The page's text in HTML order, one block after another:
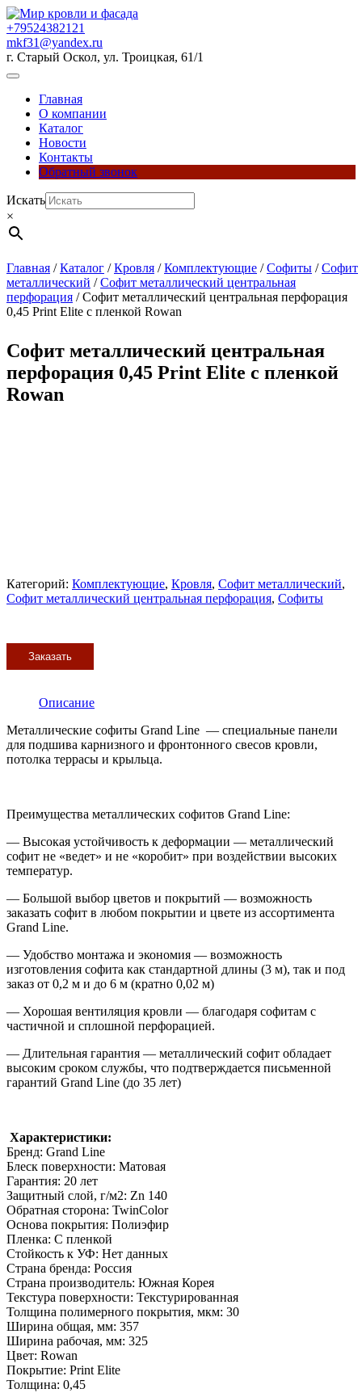
Перейти
к
содержимому
+79524382121
mkf31@yandex.ru
г. Старый Оскол, ул. Троицкая, 61/1
Кнопка
ОткрытьГлавная
О компании
Каталог
Новости
Контакты
Обратный звонок
Кнопка
Закрыть
Искать
×
Главная /Каталог /Кровля /Комплектующие /Софиты /Софит
металлический /Софит металлический центральная
перфорация / Софит металлический центральная перфорация
0,45 Print Elite с пленкой Rowan
Софит металлический центральная
перфорация 0,45 Print Elite с пленкой
Rowan
Категорий: Комплектующие, Кровля, Софит металлический,
Софит металлический центральная перфорация, Софиты
Заказать
Описание
Металлические софиты Grand Line — специальные панели
для подшива карнизного и фронтонного свесов кровли,
потолка террасы и крыльца.
Преимущества металлических софитов Grand Line:
— Высокая устойчивость к деформации — металлический
софит не «ведет» и не «коробит» при воздействии высоких
температур.
— Большой выбор цветов и покрытий — возможность
заказать софит в любом покрытии и цвете из ассортимента
Grand Line.
— Удобство монтажа и экономия — возможность
изготовления софита как стандартной длины (3 м), так и под
заказ от 0,2 м и до 6 м (кратно 0,02 м)
— Хорошая вентиляция кровли — благодаря софитам с
частичной и сплошной перфорацией.
— Длительная гарантия — металлический софит обладает
высоким сроком службы, что подтверждается письменной
гарантий Grand Line (до 35 лет)
Характеристики:
Бренд: Grand Line
Блеск поверхности: Матовая
Гарантия: 20 лет
Защитный слой, г/м2: Zn 140
Обратная сторона: TwinColor
Основа покрытия: Полиэфир
Пленка: С пленкой
Стойкость к УФ: Нет данных
Страна бренда: Россия
Страна производитель: Южная Корея
Текстура поверхности: Текстурированная
Толщина полимерного покрытия, мкм: 30
Ширина общая, мм: 357
Ширина рабочая, мм: 325
Цвет: Rowan
Покрытие: Print Elite
Толщина: 0,45